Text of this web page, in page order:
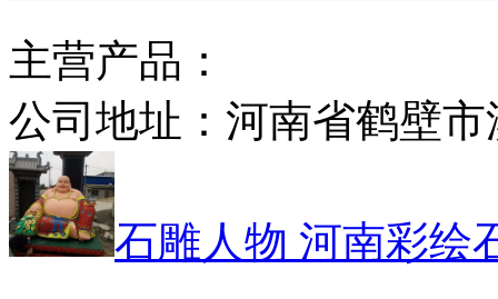
主营产品：
公司地址： 河南省鹤壁
石雕人物 河南彩绘